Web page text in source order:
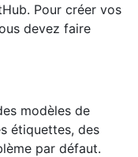
Pour créer vos
devez faire
modèles de
étiquettes, des
par défaut.